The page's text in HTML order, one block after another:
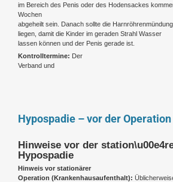
im Bereich des Penis oder des Hodensackes
Wochen
abgeheilt sein. Danach sollte die
liegen, damit die Kinder im geraden Strahl Wasser
lassen können und der Penis gerade ist.
Kontrolltermine: Der
Verband und
Hypospadie – vor der Operation
Hinweise vor der
Hypospadie
Hinweis vor stationärer
Operation (Krankenhausaufenthalt):